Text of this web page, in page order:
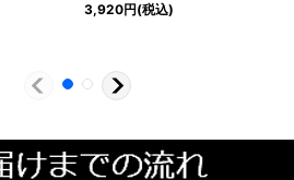
3,920円(税込)